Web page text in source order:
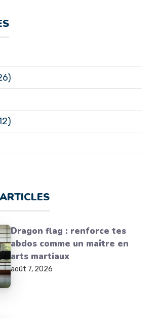
Dragon flag : renforce tes
abdos comme un maître en
arts martiaux
août 7, 2026